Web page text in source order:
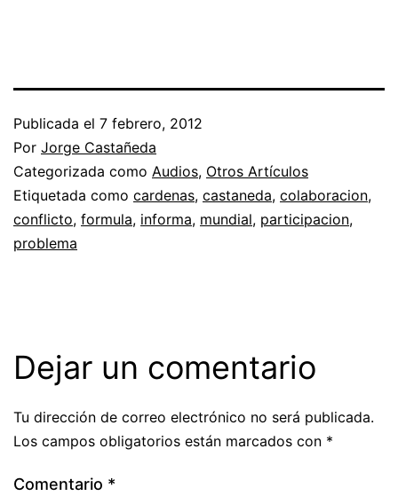
Publicada el 7 febrero, 2012
Por Jorge Castañeda
Categorizada como Audios, Otros Artículos
Etiquetada como cardenas, castaneda, colaboracion,
conflicto, formula, informa, mundial, participacion,
problema
Dejar un comentario
Tu dirección de correo electrónico no será publicada.
Los campos obligatorios están marcados con *
Comentario *